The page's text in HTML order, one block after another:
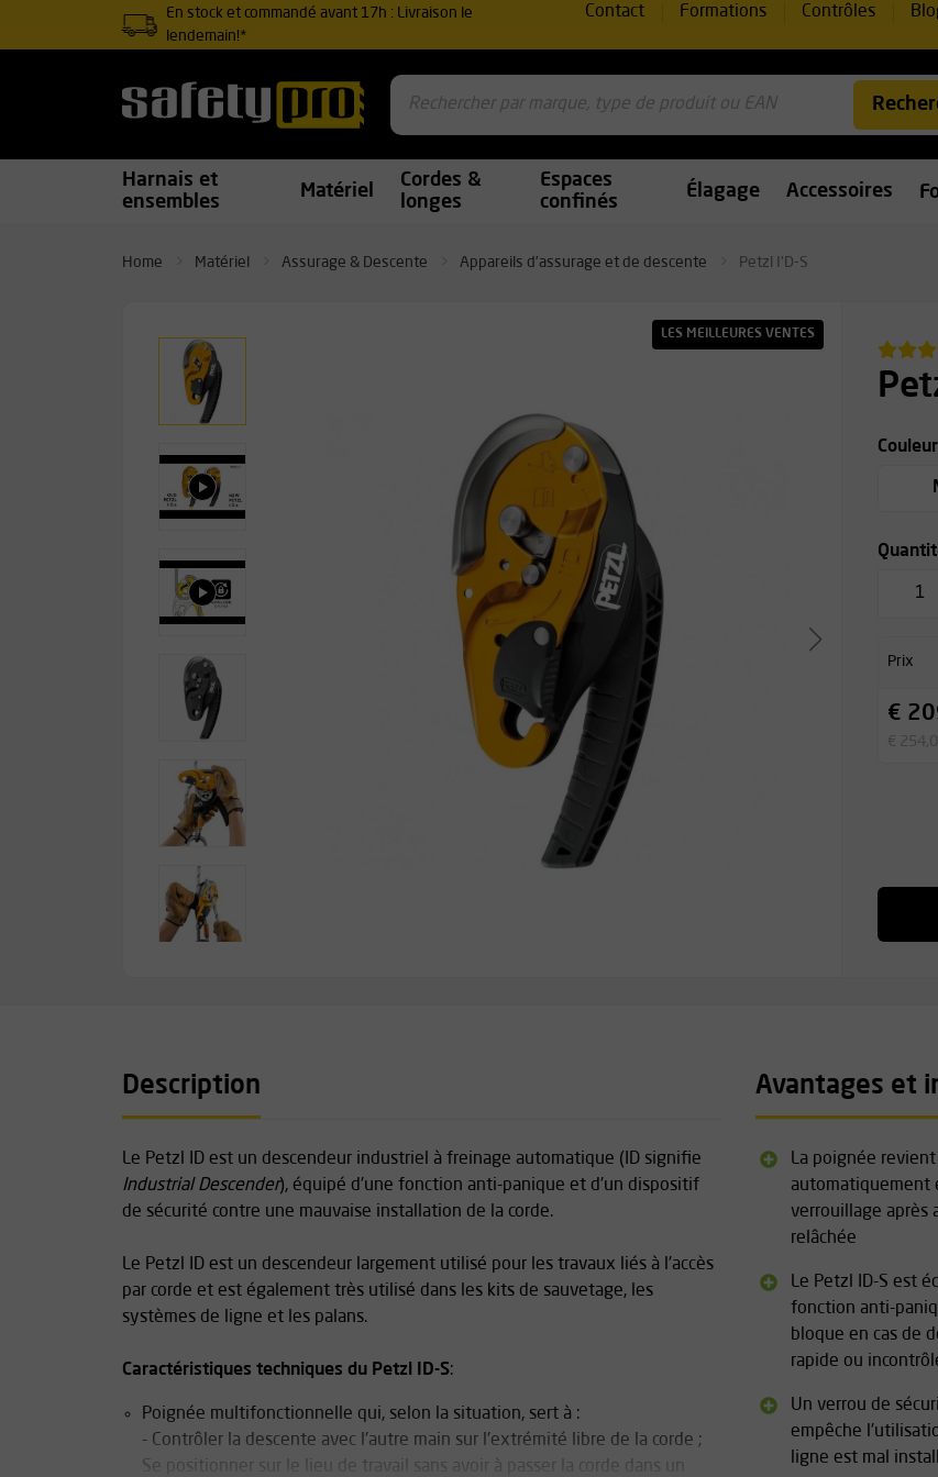
En stock et commandé avant 17h : Livraison le
lendemain!*
Contact Formations Contrôles
Harnais et
ensembles
Matériel
Cordes &
longes
Espaces
confinés
Élagage Accessoires
Home Matériel Assurage & Descente Appareils d’assurage et de descente Petzl I'D-S
LES MEILLEURES VENTES
Couleur
1
Prix
€
€
Description
Le Petzl ID est un descendeur industriel à freinage automatique (ID signifie
Industrial Descender), équipé d'une fonction anti-panique et d'un dispositif
de sécurité contre une mauvaise installation de la corde.
Le Petzl ID est un descendeur largement utilisé pour les travaux liés à l'accès
par corde et est également très utilisé dans les kits de sauvetage, les
systèmes de ligne et les palans.
Caractéristiques techniques du Petzl ID-S:
Poignée multifonctionnelle qui, selon la situation, sert à :
- Contrôler la descente avec l'autre main sur l'extrémité libre de la corde ;
Se positionner sur le lieu de travail sans avoir à passer la corde dans un
Avantages et
La poignée revient
automatiquement
verrouillage après
relâchée
Le Petzl ID-S est
fonction anti-
bloque en cas de
rapide ou
Un verrou de
empêche
ligne est mal